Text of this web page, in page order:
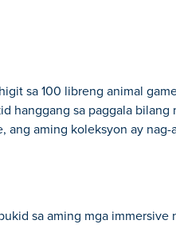
sa 100 libreng animal
hanggang sa paggala
aming koleksyon ay
sa aming mga